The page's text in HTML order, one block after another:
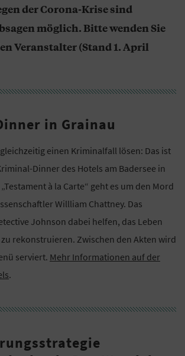
der Corona-Krise sind
möglich. Bitte wenden Sie
Veranstalter (Stand 1. April
in Grainau
einen Kriminalfall lösen: Das ist
Dinner des Hotels am Badersee in
à la Carte“ geht es um den Mord
Willliam Chattney. Das
Johnson dabei helfen, das Leben
rekonstruieren. Zwischen den Akten wird
serviert. Mehr Informationen auf der
.